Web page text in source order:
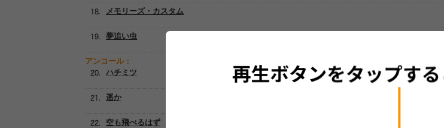
メモリーズ・カスタム
夢追い虫
アンコール：
ハチミツ
遥か
空も飛べるはず